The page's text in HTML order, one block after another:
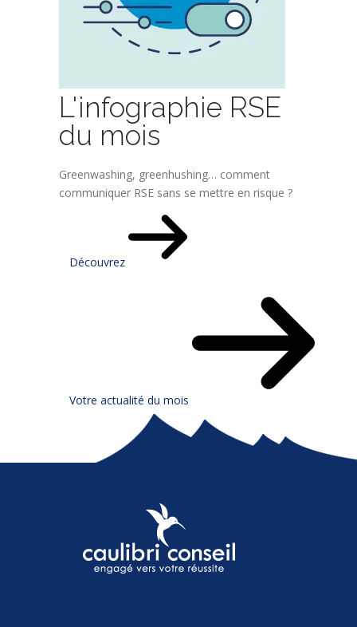
L'infographie RSE
du mois
Greenwashing, greenhushing… comment
communiquer RSE sans se mettre en risque ?
Découvrez
Votre actualité du mois